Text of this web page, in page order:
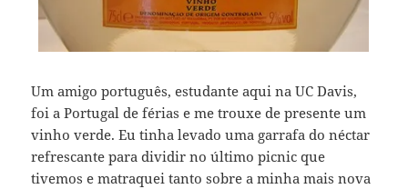
Um amigo português, estudante aqui na UC Davis,
foi a Portugal de férias e me trouxe de presente um
vinho verde. Eu tinha levado uma garrafa do néctar
refrescante para dividir no último picnic que
tivemos e matraquei tanto sobre a minha mais nova